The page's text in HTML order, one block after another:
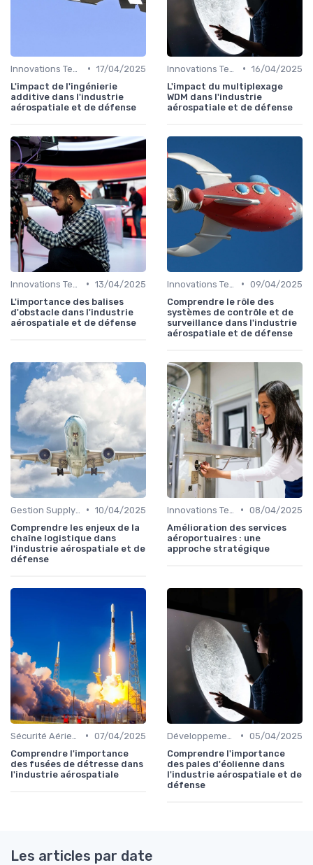
• 17/04/2025
L'impact de l'ingénierie
additive dans l'industrie
aérospatiale et de défense
• 16/04/2025
L'impact du multiplexage
WDM dans l'industrie
aérospatiale et de défense
• 13/04/2025
L'importance des balises
d'obstacle dans l'industrie
aérospatiale et de défense
• 09/04/2025
Comprendre le rôle des
systèmes de contrôle et de
surveillance dans l'industrie
aérospatiale et de défense
• 10/04/2025
Comprendre les enjeux de la
chaîne logistique dans
l'industrie aérospatiale et de
défense
• 08/04/2025
Amélioration des services
aéroportuaires : une
approche stratégique
• 07/04/2025
Comprendre l'importance
des fusées de détresse dans
l'industrie aérospatiale
• 05/04/2025
Comprendre l'importance
des pales d'éolienne dans
l'industrie aérospatiale et de
défense
Les articles par date